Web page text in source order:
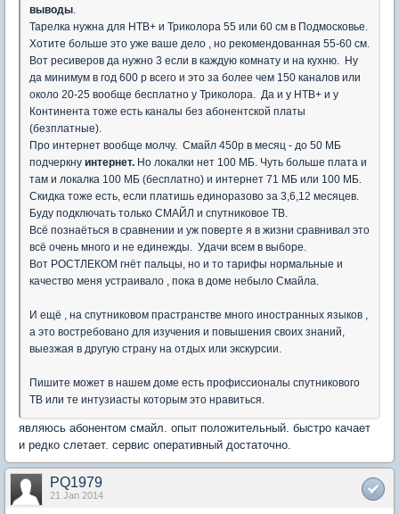
выводы
Тарелка нужна для НТВ+ и Триколора 55 или 60 см в Подмосковье.
Хотите больше это уже ваше дело , но рекомендованная 55-60 см.
Вот ресиверов да нужно 3 если в каждую комнату и на кухню. Ну
да минимум в год 600 р всего и это за более чем 150 каналов или
около 20-25 вообще бесплатно у Триколора. Да и у НТВ+ и у
Континента тоже есть каналы без абонентской платы
(безплатные).
Про интернет вообще молчу. Смайл 450р в месяц - до 50 МБ
подчеркну интернет. Но локалки нет 100 МБ. Чуть больше плата и
там и локалка 100 МБ (бесплатно) и интернет 71 МБ или 100 МБ.
Скидка тоже есть, если платишь единоразово за 3,6,12 месяцев.
Буду подключать только СМАЙЛ и спутниковое ТВ.
Всё познаёться в сравнении и уж поверте я в жизни сравнивал это
всё очень много и не единежды. Удачи всем в выборе.
Вот РОСТЛЕКОМ гнёт пальцы, но и то тарифы нормальные и
качество меня устраивало , пока в доме небыло Смайла.
И ещё , на спутниковом прастранстве много иностранных языков ,
а это востребовано для изучения и повышения своих знаний,
выезжая в другую страну на отдых или экскурсии.
Пишите может в нашем доме есть профиссионалы спутникового
ТВ или те интузиасты которым это нравиться.
являюсь абонентом смайл. опыт положительный. быстро качает
и редко слетает. сервис оперативный достаточно.
PQ1979
21 Jan 2014